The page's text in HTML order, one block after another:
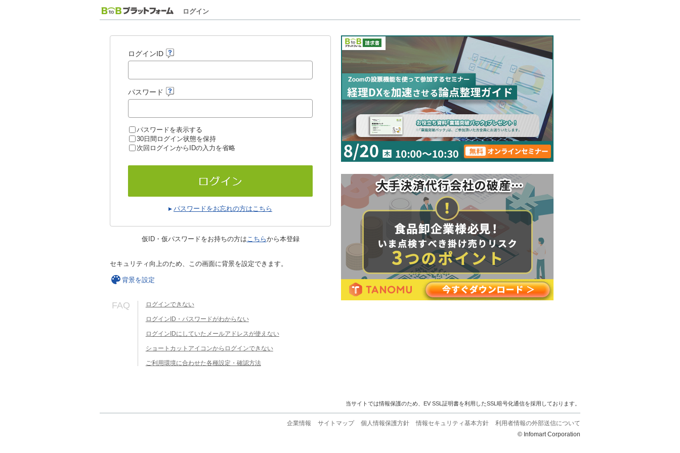
ログイン
ログインID
パスワード
パスワードを表示する
30日間ログイン状態を保持
次回ログインからIDの入力を省略
パスワードをお忘れの方はこちら
仮ID・仮パスワードをお持ちの方はこちらから本登録
セキュリティ向上のため、この画面に背景を設定できます。
背景を設定
FAQ ログインできない
ログインID・パスワードがわからない
ログインIDにしていたメールアドレスが使えない
ショートカットアイコンからログインできない
ご利用環境に合わせた各種設定・確認方法
当サイトでは情報保護のため、EV SSL証明書を利用したSSL暗号化通信を採用しております。
企業情報 サイトマップ 個人情報保護方針 情報セキュリティ基本方針
利用者情報の外部送信について
© Infomart Corporation